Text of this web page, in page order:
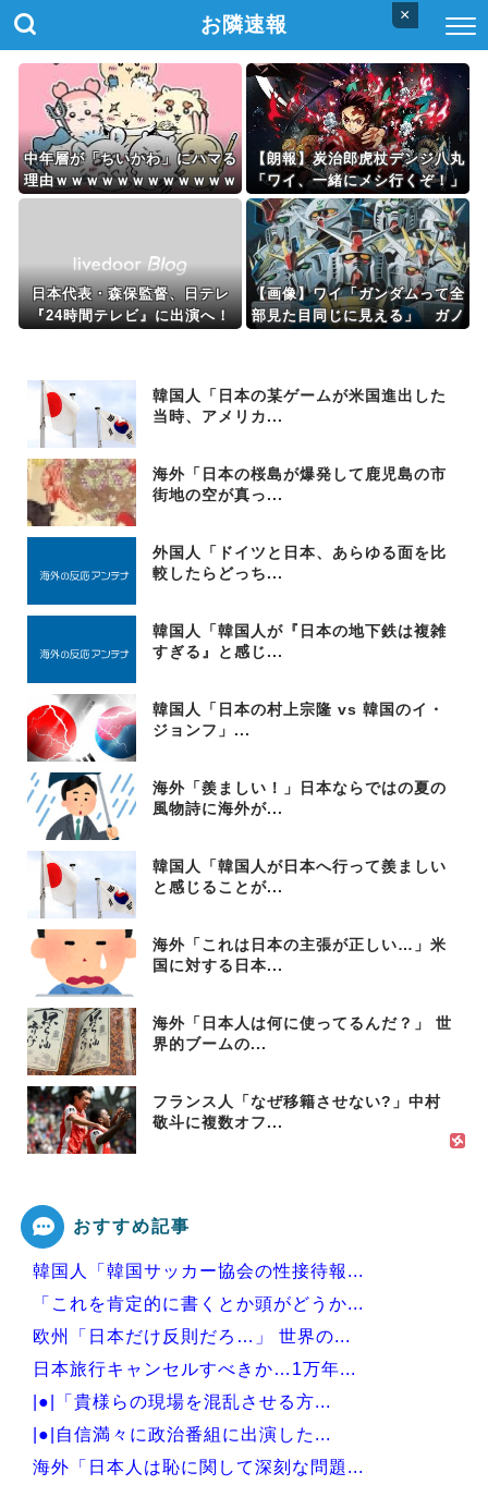
×
お隣速報
中年層が「ちいかわ」にハマる
理由ｗｗｗｗｗｗｗｗｗｗｗｗ
ｗｗｗｗｗｗｗｗｗｗｗｗｗｗ
【朗報】炭治郎虎杖デンジ八丸
「ワイ、一緒にメシ行くぞ！」
←一緒に行きたいジャンプ主人
公ｗｗｗ
日本代表・森保監督、日テレ
『24時間テレビ』に出演へ！
【画像】ワイ「ガンダムって全
部見た目同じに見える」 ガノ
韓国人「日本の某ゲームが米国進出した
当時、アメリカ...
海外「日本の桜島が爆発して鹿児島の市
街地の空が真っ...
外国人「ドイツと日本、あらゆる面を比
較したらどっち...
韓国人「韓国人が『日本の地下鉄は複雑
すぎる』と感じ...
韓国人「日本の村上宗隆 vs 韓国のイ・
ジョンフ」...
海外「羨ましい！」日本ならではの夏の
風物詩に海外が...
韓国人「韓国人が日本へ行って羨ましい
と感じることが...
海外「これは日本の主張が正しい…」米
国に対する日本...
海外「日本人は何に使ってるんだ？」 世
界的ブームの...
フランス人「なぜ移籍させない?」中村
敬斗に複数オフ...
おすすめ記事
韓国人「韓国サッカー協会の性接待報...
「これを肯定的に書くとか頭がどうか...
欧州「日本だけ反則だろ…」 世界の...
日本旅行キャンセルすべきか…1万年...
|●|「貴様らの現場を混乱させる方...
|●|自信満々に政治番組に出演した...
海外「日本人は恥に関して深刻な問題...